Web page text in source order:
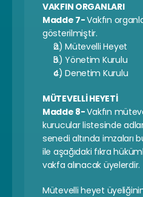
VAKFIN ORGANLARI
Madde 7- Vakfın
gösterilmiştir.
a) Mütevelli Heyet
b) Yönetim Kurulu
c) Denetim Kurulu
MÜTEVELLİ HEYETİ
Madde 8- Vakfın
kurucular listesinde
senedi altında imzaları
ile aşağıdaki fıkra
vakfa alınacak üyelerdir.
Mütevelli heyet üyeliğinin